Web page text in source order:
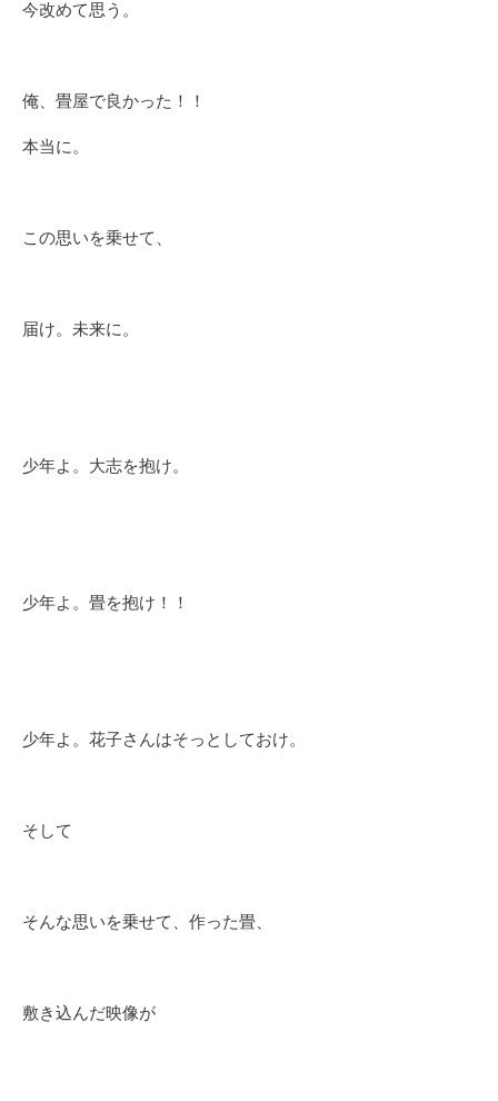
今改めて思う。
俺、畳屋で良かった！！
本当に。
この思いを乗せて、
届け。未来に。
少年よ。大志を抱け。
少年よ。畳を抱け！！
少年よ。花子さんはそっとしておけ。
そして
そんな思いを乗せて、作った畳、
敷き込んだ映像が